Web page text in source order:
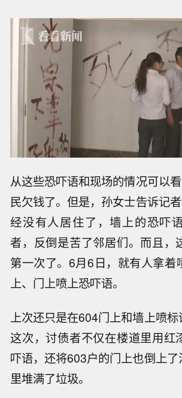
从这些恐吓语和现场的情况可以
民欠钱了。但是，孙女士告诉记
经没有人居住了，墙上的恐吓
者，反倒是苦了邻居们。而且，
第一次了。6月6日，就有人拿着
上、门上喷上恐吓语。
上次还只是在604门上和墙上喷标
这次，讨债者不仅在楼道里用红
吓语，还将603户的门上也倒上
里堆满了垃圾。